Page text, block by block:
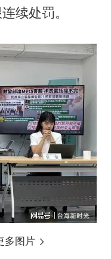
续处罚。
多图片